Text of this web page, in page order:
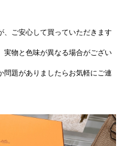
、ご安心して買っていただきます
物と色味が異なる場合がござい
問題がありましたらお気軽にご連